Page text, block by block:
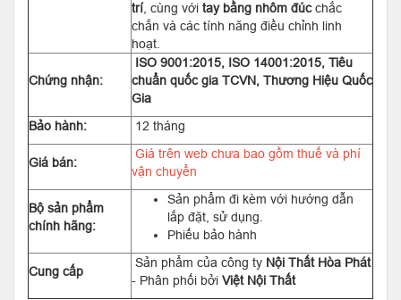
trí , cùng với tay bằng nhôm đúcchắc
chắn và các tính năng điều chỉnh linh
hoạt.
Chứng nhận:
ISO 9001:2015, ISO 14001:2015, Tiêu
chuẩn quốc gia TCVN, Thương Hiệu Quốc
Gia
Bảo hành:
12 tháng
Giá bán:
Giá trên web chưa bao gồm thuế và phí
vận chuyển
Bộ sản phẩm
chính hãng:
Sản phẩm đi kèm với hướng dẫn
lắp đặt, sử dụng.
Phiếu bảo hành
Cung cấp
Sản phẩm của công ty Nội Thất Hòa Phát
- Phân phối bởi Việt Nội Thất